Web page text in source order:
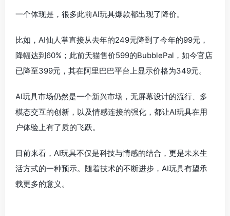
一个体现是，很多此前AI玩具爆款都出现了降价。
比如，AI仙人掌直接从去年的249元降到了今年的99元，
降幅达到60%；此前天猫售价599的BubblePal，如今官店
已降至399元，其在阿里巴巴平台上显示价格为349元。
AI玩具市场仍然是一个新兴市场，无屏幕设计的流行、多
模态交互的创新，以及情感连接的强化，都让AI玩具在用
户体验上有了质的飞跃。
目前来看，AI玩具不仅是科技与情感的结合，更是未来生
活方式的一种预示。随着技术的不断进步，AI玩具有望承
载更多的意义。